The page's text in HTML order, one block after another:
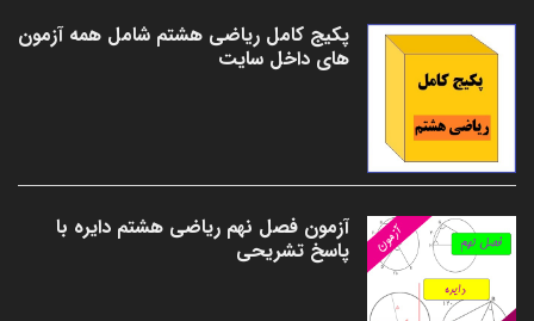
پکیج کامل ریاضی هشتم شامل همه آزمون
های داخل سایت
آزمون فصل نهم ریاضی هشتم دایره با
پاسخ تشریحی